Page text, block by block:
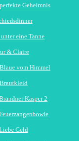
Geheimnis
eine Tanne
& Claire
vom Himmel
Kasper 2
Geld